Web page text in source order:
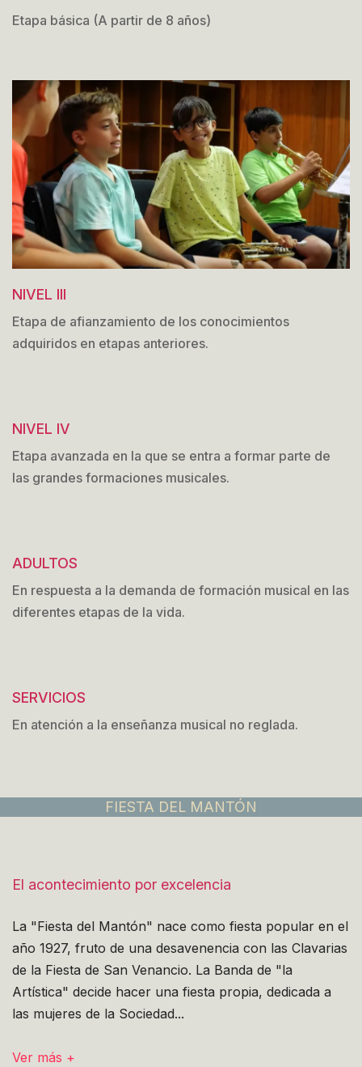
Etapa básica (A partir de 8 años)
NIVEL III
Etapa de afianzamiento de los conocimientos
adquiridos en etapas anteriores.
NIVEL IV
Etapa avanzada en la que se entra a formar parte de
las grandes formaciones musicales.
ADULTOS
En respuesta a la demanda de formación musical en las
diferentes etapas de la vida.
SERVICIOS
En atención a la enseñanza musical no reglada.
FIESTA DEL MANTÓN
El acontecimiento por excelencia
La "Fiesta del Mantón" nace como fiesta popular en el
año 1927, fruto de una desavenencia con las Clavarias
de la Fiesta de San Venancio. La Banda de "la
Artística" decide hacer una fiesta propia, dedicada a
las mujeres de la Sociedad...
Ver más +